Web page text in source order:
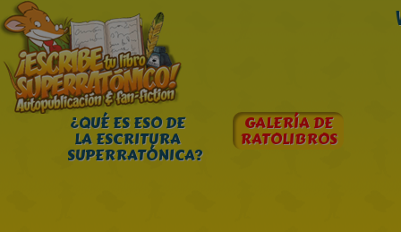
¿QUÉ ES ESO DE
LA ESCRITURA
SUPERRATÓNICA?
GALERÍA DE
RATOLIBROS